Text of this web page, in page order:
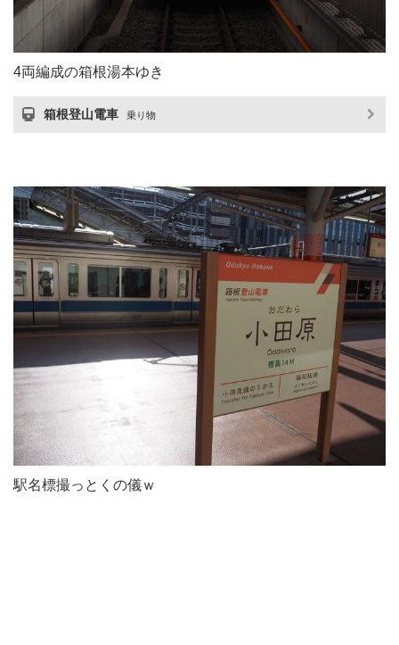
4両編成の箱根湯本ゆき
箱根登山電車 乗り物
駅名標撮っとくの儀ｗ